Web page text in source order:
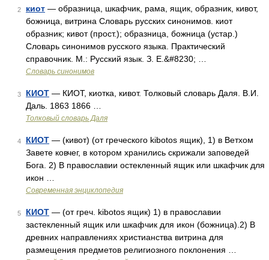
2 киот — образница, шкафчик, рама, ящик, образник, кивот,
божница, витрина Словарь русских синонимов. киот
образник; кивот (прост.); образница, божница (устар.)
Словарь синонимов русского языка. Практический
справочник. М.: Русский язык. З. Е.&#8230; …
Словарь синонимов
3 КИОТ — КИОТ, киотка, кивот. Толковый словарь Даля. В.И.
Даль. 1863 1866 …
Толковый словарь Даля
4 КИОТ — (кивот) (от греческого kibotos ящик), 1) в Ветхом
Завете ковчег, в котором хранились скрижали заповедей
Бога. 2) В православии остекленный ящик или шкафчик для
икон …
Современная энциклопедия
5 КИОТ — (от греч. kibotos ящик) 1) в православии
застекленный ящик или шкафчик для икон (божница).2) В
древних направлениях христианства витрина для
размещения предметов религиозного поклонения …